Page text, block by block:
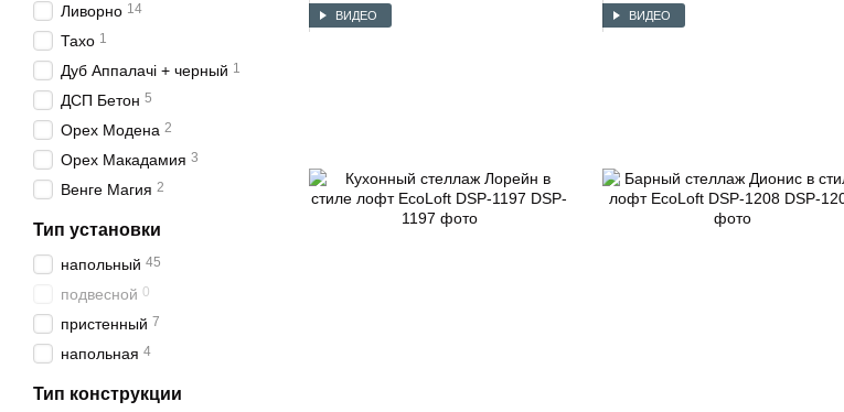
ВИДЕО ВИДЕО
Ливорно 14
Тахо 1
Дуб Аппалачі + черный 1
ДСП Бетон 5
Орех Модена 2
Орех Макадамия 3
Венге Магия 2
Тип установки
напольный 45
подвесной 0
пристенный 7
напольная 4
Тип конструкции